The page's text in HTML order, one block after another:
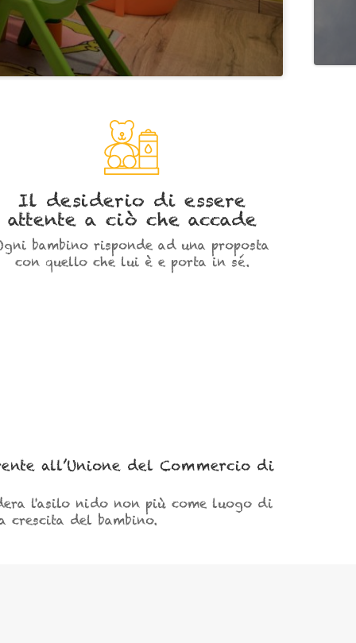
Il desiderio di essere
attente a ciò che accade
bambino risponde ad una proposta
con quello che lui è e porta in sé.
all’Unione del Commercio di
l'asilo nido non più come luogo di
crescita del bambino.